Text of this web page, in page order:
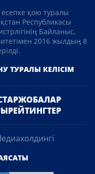
қою туралы
Республикасы
Байланыс,
2016 жылдың 8
ТУРАЛЫ КЕЛІСІМ
ЖОБАЛАР
РЕЙТИНГТЕР